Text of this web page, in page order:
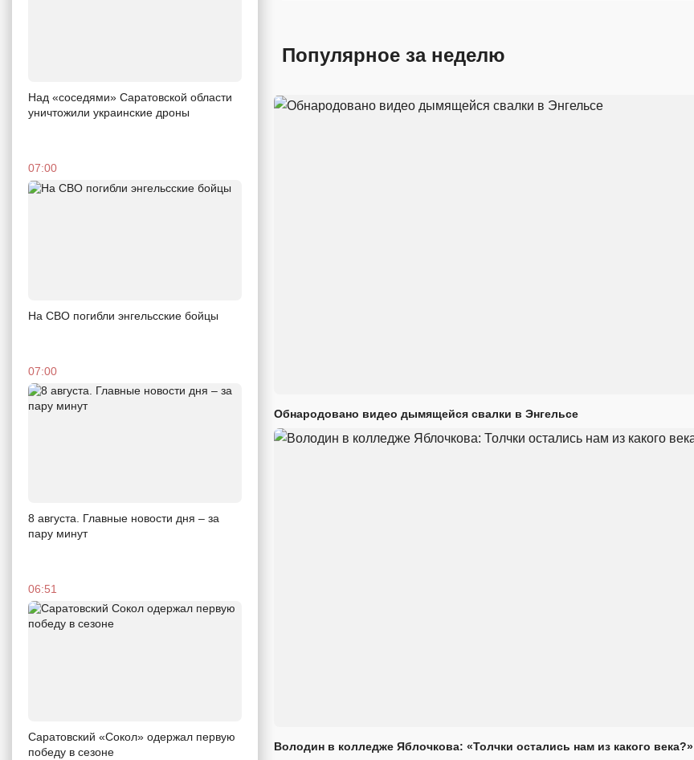
Над «соседями» Саратовской области
уничтожили украинские дроны
07:00
На СВО погибли энгельсские бойцы
07:00
8 августа. Главные новости дня – за
пару минут
06:51
Саратовский «Сокол» одержал первую
победу в сезоне
Популярное за неделю
Обнародовано видео дымящейся свалки в Энгельсе
Володин в колледже Яблочкова: «Толчки остались нам из какого века?»